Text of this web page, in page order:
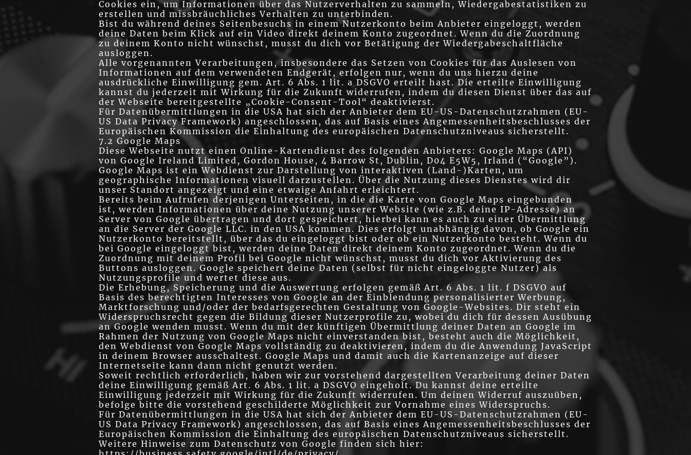
Cookies ein, um Informationen über das Nutzerverhalten zu sammeln, Wiedergabestatistiken zu
erstellen und missbräuchliches Verhalten zu unterbinden.
Bist du während deines Seitenbesuchs in einem Nutzerkonto beim Anbieter eingeloggt, werden
deine Daten beim Klick auf ein Video direkt deinem Konto zugeordnet. Wenn du die Zuordnung
zu deinem Konto nicht wünschst, musst du dich vor Betätigung der Wiedergabeschaltfläche
ausloggen.
Alle vorgenannten Verarbeitungen, insbesondere das Setzen von Cookies für das Auslesen von
Informationen auf dem verwendeten Endgerät, erfolgen nur, wenn du uns hierzu deine
ausdrückliche Einwilligung gem. Art. 6 Abs. 1 lit. a DSGVO erteilt hast. Die erteilte Einwilligung
kannst du jederzeit mit Wirkung für die Zukunft widerrufen, indem du diesen Dienst über das auf
der Webseite bereitgestellte „Cookie-Consent-Tool“ deaktivierst.
Für Datenübermittlungen in die USA hat sich der Anbieter dem EU-US-Datenschutzrahmen (EU-
US Data Privacy Framework) angeschlossen, das auf Basis eines Angemessenheitsbeschlusses der
Europäischen Kommission die Einhaltung des europäischen Datenschutzniveaus sicherstellt.
7.2 Google Maps
Diese Webseite nutzt einen Online-Kartendienst des folgenden Anbieters: Google Maps (API)
von Google Ireland Limited, Gordon House, 4 Barrow St, Dublin, D04 E5W5, Irland (“Google”).
Google Maps ist ein Webdienst zur Darstellung von interaktiven (Land-)Karten, um
geographische Informationen visuell darzustellen. Über die Nutzung dieses Dienstes wird dir
unser Standort angezeigt und eine etwaige Anfahrt erleichtert.
Bereits beim Aufrufen derjenigen Unterseiten, in die die Karte von Google Maps eingebunden
ist, werden Informationen über deine Nutzung unserer Website (wie z.B. deine IP-Adresse) an
Server von Google übertragen und dort gespeichert, hierbei kann es auch zu einer Übermittlung
an die Server der Google LLC. in den USA kommen. Dies erfolgt unabhängig davon, ob Google ein
Nutzerkonto bereitstellt, über das du eingeloggt bist oder ob ein Nutzerkonto besteht. Wenn du
bei Google eingeloggt bist, werden deine Daten direkt deinem Konto zugeordnet. Wenn du die
Zuordnung mit deinem Profil bei Google nicht wünschst, musst du dich vor Aktivierung des
Buttons ausloggen. Google speichert deine Daten (selbst für nicht eingeloggte Nutzer) als
Nutzungsprofile und wertet diese aus.
Die Erhebung, Speicherung und die Auswertung erfolgen gemäß Art. 6 Abs. 1 lit. f DSGVO auf
Basis des berechtigten Interesses von Google an der Einblendung personalisierter Werbung,
Marktforschung und/oder der bedarfsgerechten Gestaltung von Google-Websites. Dir steht ein
Widerspruchsrecht gegen die Bildung dieser Nutzerprofile zu, wobei du dich für dessen Ausübung
an Google wenden musst. Wenn du mit der künftigen Übermittlung deiner Daten an Google im
Rahmen der Nutzung von Google Maps nicht einverstanden bist, besteht auch die Möglichkeit,
den Webdienst von Google Maps vollständig zu deaktivieren, indem du die Anwendung JavaScript
in deinem Browser ausschaltest. Google Maps und damit auch die Kartenanzeige auf dieser
Internetseite kann dann nicht genutzt werden.
Soweit rechtlich erforderlich, haben wir zur vorstehend dargestellten Verarbeitung deiner Daten
deine Einwilligung gemäß Art. 6 Abs. 1 lit. a DSGVO eingeholt. Du kannst deine erteilte
Einwilligung jederzeit mit Wirkung für die Zukunft widerrufen. Um deinen Widerruf auszuüben,
befolge bitte die vorstehend geschilderte Möglichkeit zur Vornahme eines Widerspruchs.
Für Datenübermittlungen in die USA hat sich der Anbieter dem EU-US-Datenschutzrahmen (EU-
US Data Privacy Framework) angeschlossen, das auf Basis eines Angemessenheitsbeschlusses der
Europäischen Kommission die Einhaltung des europäischen Datenschutzniveaus sicherstellt.
Weitere Hinweise zum Datenschutz von Google finden sich hier: